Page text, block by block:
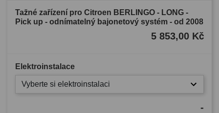
Tažné zařízení pro Citroen BERLINGO - LONG -
Pick up - odnímatelný bajonetový systém - od 2008
5 853,00 Kč
Elektroinstalace
Vyberte si elektroinstalaci
-